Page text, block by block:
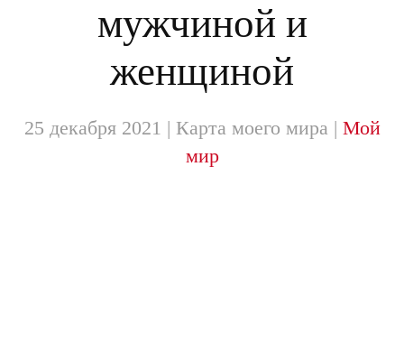
мужчиной и
женщиной
25 декабря 2021 | Карта моего мира | Мой
мир